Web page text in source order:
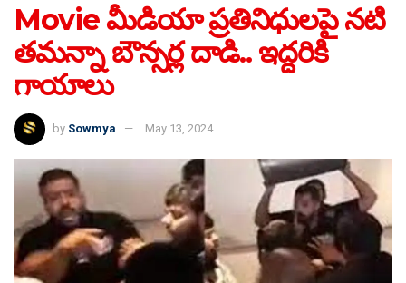
Movie మీడియా ప్రతినిధులపై నటి
తమన్నా బౌన్సర్ల దాడి.. ఇద్దరికి
గాయాలు
by Sowmya May 13, 2024